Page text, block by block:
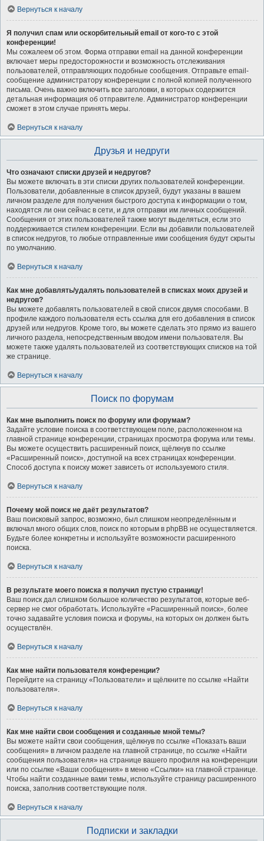
Вернуться к началу
Я получил спам или оскорбительный email от кого-то с этой
конференции!
Мы сожалеем об этом. Форма отправки email на данной конференции
включает меры предосторожности и возможность отслеживания
пользователей, отправляющих подобные сообщения. Отправьте email-
сообщение администратору конференции с полной копией полученного
письма. Очень важно включить все заголовки, в которых содержится
детальная информация об отправителе. Администратор конференции
сможет в этом случае принять меры.
Вернуться к началу
Друзья и недруги
Что означают списки друзей и недругов?
Вы можете включать в эти списки других пользователей конференции.
Пользователи, добавленные в список друзей, будут указаны в вашем
личном разделе для получения быстрого доступа к информации о том,
находятся ли они сейчас в сети, и для отправки им личных сообщений.
Сообщения от этих пользователей также могут выделяться, если это
поддерживается стилем конференции. Если вы добавили пользователей
в список недругов, то любые отправленные ими сообщения будут скрыты
по умолчанию.
Вернуться к началу
Как мне добавлять/удалять пользователей в списках моих друзей и
недругов?
Вы можете добавлять пользователей в свой список двумя способами. В
профиле каждого пользователя есть ссылка для его добавления в список
друзей или недругов. Кроме того, вы можете сделать это прямо из вашего
личного раздела, непосредственным вводом имени пользователя. Вы
можете также удалять пользователей из соответствующих списков на той
же странице.
Вернуться к началу
Поиск по форумам
Как мне выполнить поиск по форуму или форумам?
Задайте условие поиска в соответствующем поле, расположенном на
главной странице конференции, страницах просмотра форума или темы.
Вы можете осуществить расширенный поиск, щёлкнув по ссылке
«Расширенный поиск», доступной на всех страницах конференции.
Способ доступа к поиску может зависеть от используемого стиля.
Вернуться к началу
Почему мой поиск не даёт результатов?
Ваш поисковый запрос, возможно, был слишком неопределённым и
включал много общих слов, поиск по которым в phpBB не осуществляется.
Будьте более конкретны и используйте возможности расширенного
поиска.
Вернуться к началу
В результате моего поиска я получил пустую страницу!
Ваш поиск дал слишком большое количество результатов, которые веб-
сервер не смог обработать. Используйте «Расширенный поиск», более
точно задавайте условия поиска и форумы, на которых он должен быть
осуществлён.
Вернуться к началу
Как мне найти пользователя конференции?
Перейдите на страницу «Пользователи» и щёлкните по ссылке «Найти
пользователя».
Вернуться к началу
Как мне найти свои сообщения и созданные мной темы?
Вы можете найти свои сообщения, щёлкнув по ссылке «Показать ваши
сообщения» в личном разделе на главной странице, по ссылке «Найти
сообщения пользователя» на странице вашего профиля на конференции
или по ссылке «Ваши сообщения» в меню «Ссылки» на главной странице.
Чтобы найти созданные вами темы, используйте страницу расширенного
поиска, заполнив соответствующие поля.
Вернуться к началу
Подписки и закладки